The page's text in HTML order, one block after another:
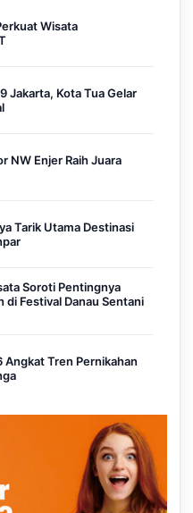
Wisata
Jakarta, Kota Tua Gelar
NW Enjer Raih Juara
Tarik Utama Destinasi
Soroti Pentingnya
di Festival Danau Sentani
Tren Pernikahan